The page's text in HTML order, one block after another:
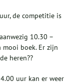
de competitie is
10.30 –
mooi boek. Er zijn
heren??
uur kan er weer